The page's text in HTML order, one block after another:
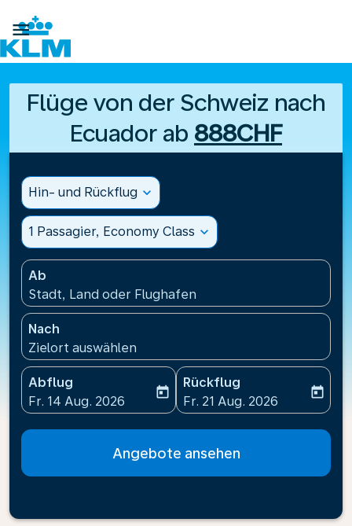

Flüge von der Schweiz nach
Ecuador ab 888CHF
Hin- und Rückflug expand_more
1 Passagier, Economy Class expand_more
Ab
Stadt, Land oder Flughafen
Nach
Zielort auswählen
Abflug
fc-booking-departure-date-aria-label
Fr. 14 Aug. 2026
today
Rückflug
fc-booking-return-date-
Fr. 21 Aug. 2026
today
Angebote ansehen